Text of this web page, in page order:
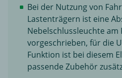
Bei der Nutzung von
Lastenträgern ist eine
Nebelschlussleuchte am
vorgeschrieben, für die
Funktion ist bei diesem
passende Zubehör